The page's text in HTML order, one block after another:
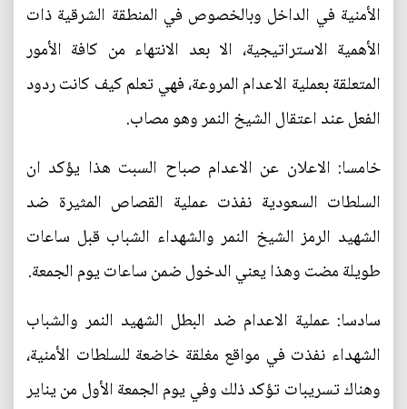
الأمنية في الداخل وبالخصوص في المنطقة الشرقية ذات
الأهمية الاستراتيجية، الا بعد الانتهاء من كافة الأمور
المتعلقة بعملية الاعدام المروعة، فهي تعلم كيف كانت ردود
الفعل عند اعتقال الشيخ النمر وهو مصاب.
خامسا: الاعلان عن الاعدام صباح السبت هذا يؤكد ان
السلطات السعودية نفذت عملية القصاص المثيرة ضد
الشهيد الرمز الشيخ النمر والشهداء الشباب قبل ساعات
طويلة مضت وهذا يعني الدخول ضمن ساعات يوم الجمعة.
سادسا: عملية الاعدام ضد البطل الشهيد النمر والشباب
الشهداء نفذت في مواقع مغلقة خاضعة للسلطات الأمنية،
وهناك تسريبات تؤكد ذلك وفي يوم الجمعة الأول من يناير